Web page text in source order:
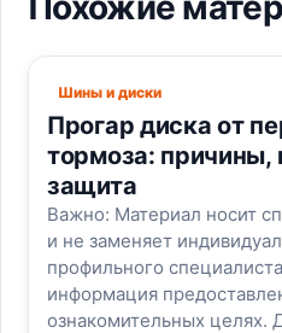
Шины и диски
Прогар диска от
тормоза: причины,
защита
Важно: Материал носит
и не заменяет
профильного
информация
ознакомительных целях.